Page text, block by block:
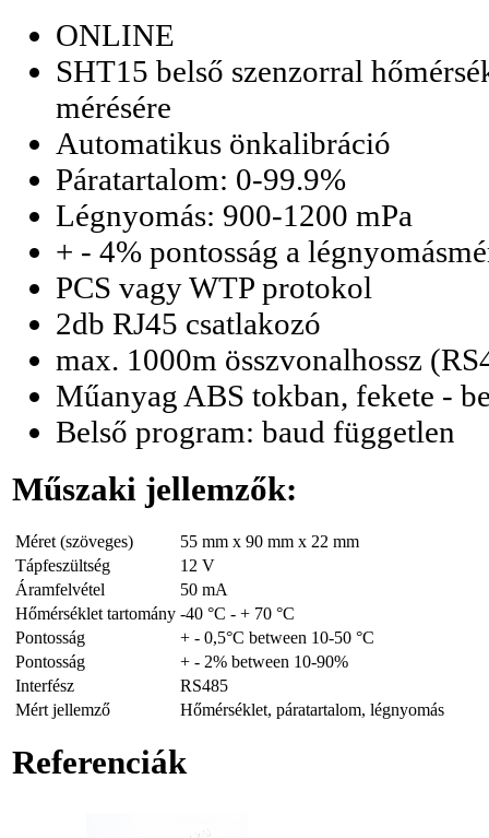
ONLINE
SHT15 belső szenzorral
mérésére
Automatikus önkalibráció
Páratartalom: 0-99.9%
Légnyomás: 900-1200 mPa
+ - 4% pontosság a
PCS vagy WTP protokol
2db RJ45 csatlakozó
max. 1000m összvonalhossz
Műanyag ABS tokban, fekete -
Belső program: baud független
Műszaki jellemzők:
Méret (szöveges)
55 mm x 90 mm x 22 mm
Tápfeszültség
12 V
Áramfelvétel
50 mA
Hőmérséklet tartomány -40 °C - + 70 °C
Pontosság
+ - 0,5°C between 10-50 °C
Pontosság
+ - 2% between 10-90%
Interfész
RS485
Mért jellemző
Hőmérséklet, páratartalom, légnyomás
Referenciák